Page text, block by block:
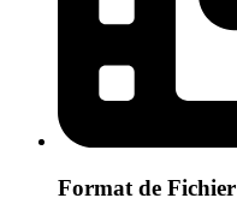
Format de Fichier